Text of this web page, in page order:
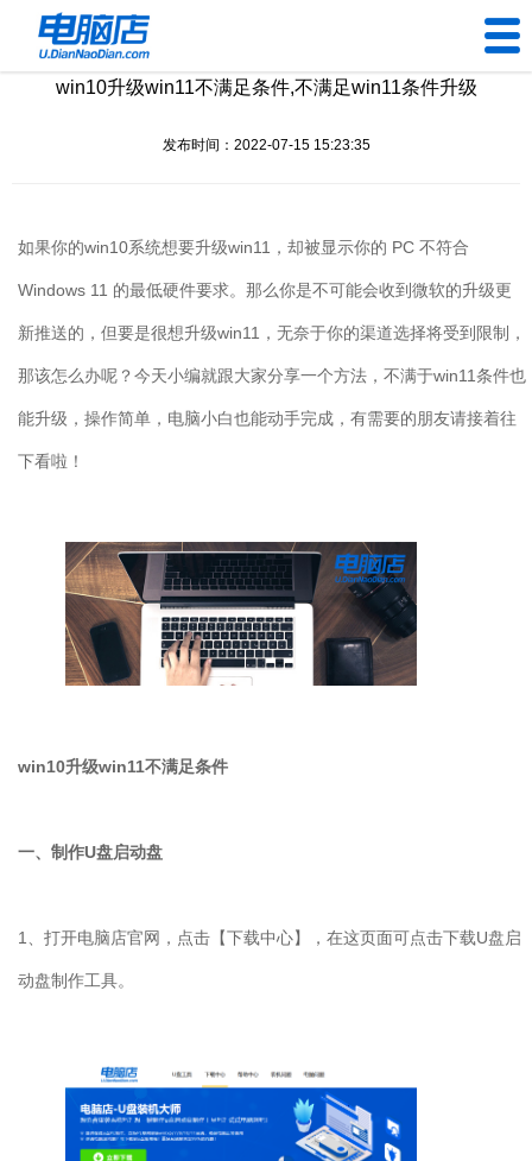
U盘工具
装机问题
电脑问题
win10升级win11不满足条件,不满足win11条件升级
发布时间：2022-07-15 15:23:35
如果你的win10系统想要升级win11 ，却被显示你的 PC 不符合
Windows 11 的最低硬件要求。那么你是不可能会收到微软的升级更
新推送的，但要是很想升级win11 ，无奈于你的渠道选择将受到限制，
那该怎么办呢？今天小编就跟大家分享一个方法，不满于win11条件也
能升级，操作简单，电脑小白也能动手完成，有需要的朋友请接着往
下看啦！
win10升级win11不满足条件
一、制作U盘启动盘
1、打开电脑店官网，点击【下载中心】，在这页面可点击下载U盘启
动盘制作工具。